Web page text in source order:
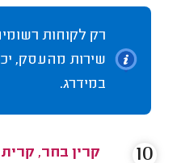
רק לקוחות
שירות מהעסק,
במידרג.
קרין בחר, קרית
10